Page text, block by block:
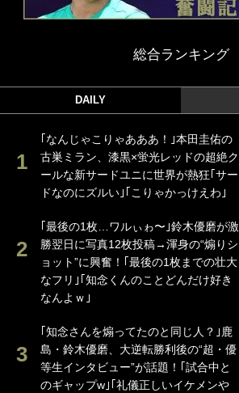
総合ランキング
DAILY
｢なんじゃこりゃあああ！｣本田圭佑の
古巣ミラン、漆黒×蛍光レッドの超絶ク
ールな新サードユニに世界が熱狂｢サー
ドなのにズルい｣｢こりゃかっけえわ｣
｢最後の1枚…ワルぃゎ〜｣鈴木優磨が激
勝翌日に写真12枚投稿→渾身の“煽りシ
ョット”に興奮！｢最後の1枚までの壮大
なフリ｣｢知念くんのことどんだけ好き
なんよｗ｣
｢知念さんを煽ってたのと同じ人？｣鹿
島・鈴木優磨、大逆転勝利後の“超・優
等生インタビュー”が話題！｢試合中と
のギャップw｣｢礼儀正しいイケメンや